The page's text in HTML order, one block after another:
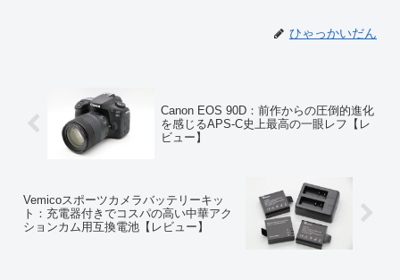
ひゃっかいだん
Canon EOS 90D：前作からの圧倒的進化
を感じるAPS-C史上最高の一眼レフ【レ
ビュー】
Vemicoスポーツカメラバッテリーキッ
ト：充電器付きでコスパの高い中華アク
ションカム用互換電池【レビュー】